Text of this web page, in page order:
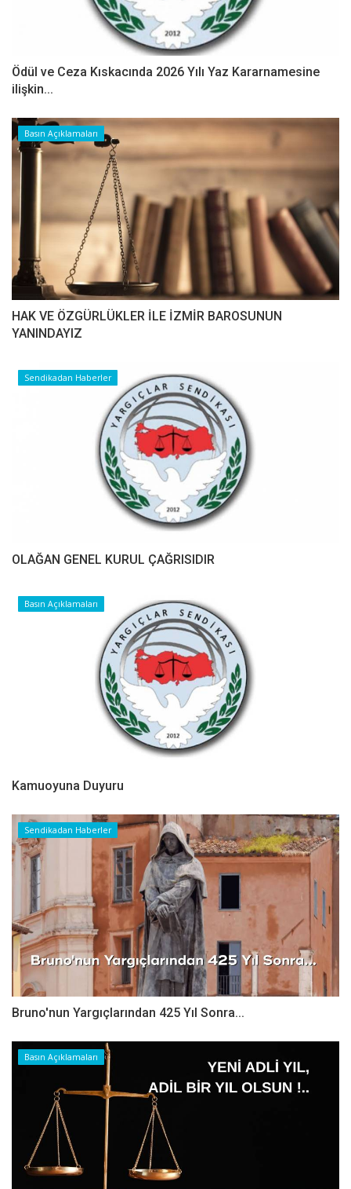
Ödül ve Ceza Kıskacında 2026 Yılı Yaz Kararnamesine
ilişkin...
Basın Açıklamaları
HAK VE ÖZGÜRLÜKLER İLE İZMİR BAROSUNUN
YANINDAYIZ
Sendikadan Haberler
OLAĞAN GENEL KURUL ÇAĞRISIDIR
Basın Açıklamaları
Kamuoyuna Duyuru
Sendikadan Haberler
Bruno'nun Yargıçlarından 425 Yıl Sonra...
Basın Açıklamaları